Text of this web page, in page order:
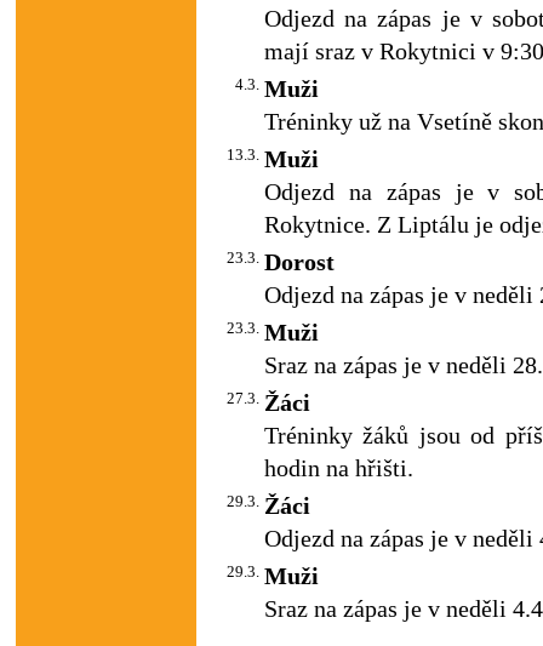
Odjezd na zápas je v
mají sraz v Rokytnici v
4.3. Muži
Tréninky už na Vsetíně
13.3. Muži
Odjezd na zápas je v
Rokytnice. Z Liptálu je
23.3. Dorost
Odjezd na zápas je v
23.3. Muži
Sraz na zápas je v neděli
27.3. Žáci
Tréninky žáků jsou od
hodin na hřišti.
29.3. Žáci
Odjezd na zápas je v
29.3. Muži
Sraz na zápas je v neděli